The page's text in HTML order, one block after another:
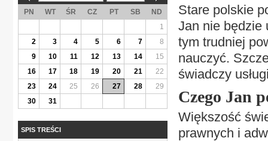
Stare polskie
Jan nie będzie
tym trudniej
nauczyć.
świadczy
Czego Jan
Większość
prawnych i
PN WT ŚR CZ PT SB
ND
1
2
3 4 5 6 7
8
9
10 11 12 13 14
15
16
17 18 19 20 21
22
23
24 25 26 27 28
29
30
31
SPIS TREŚCI